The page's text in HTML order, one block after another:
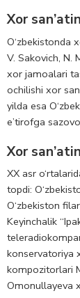
Xor
O‘zbekistonda
V. Sakovich, N.
xor jamoalari
ochilishi xor
yilda esa
e’tirofga
Xor
XX asr
topdi:
O‘zbekiston
Keyinchalik
konservatoriya
kompozitorlari
Omonullayeva